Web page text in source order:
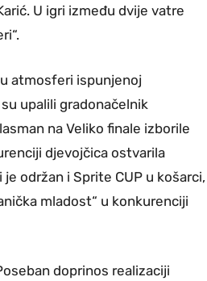
U igri između dvije vatre
atmosferi ispunjenoj
upalili gradonačelnik
na Veliko finale izborile
djevojčica ostvarila
održan i Sprite CUP u košarci,
mladost“ u konkurenciji
doprinos realizaciji